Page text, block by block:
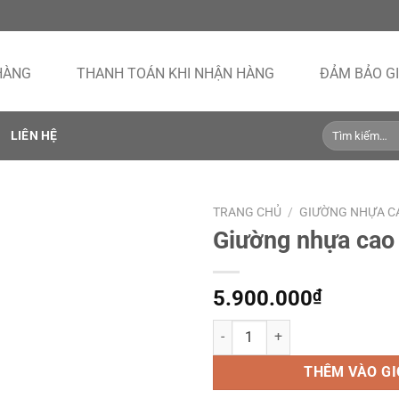
THANH TOÁN KHI NHẬN HÀNG ĐẢM BẢO
LIÊN HỆ
Tìm
kiếm:
TRANG CHỦ / GIƯỜNG NHỰA
Giường nhựa
5.900.000₫
Giường nhựa cao cấp 1m8 số
THÊM VÀO